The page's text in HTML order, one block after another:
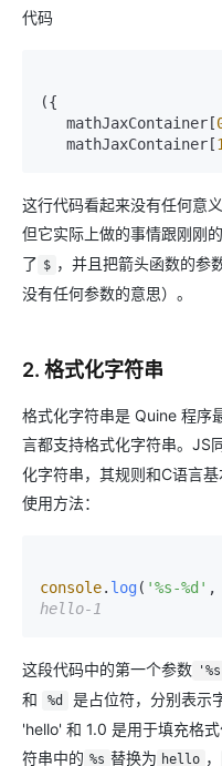
代码
({
   mathJaxContainer[
   mathJaxContainer[
1
这行代码看起来没有任何意
但它实际上做的事情跟刚刚
了 $ ，并且把箭头函数的参
没有任何参数的意思）。
2. 格式化字符串
格式化字符串是 Quine 程序
言都支持格式化字符串。JS
化字符串，其规则和C语言
使用方法：
console. log ( '%s-%d' ,
hello-1
这段代码中的第一个参数
和 %d
是占位符，分别表示
'hello' 和 1.0 是用于填充格
符串中的 %s 替换为 hello ，